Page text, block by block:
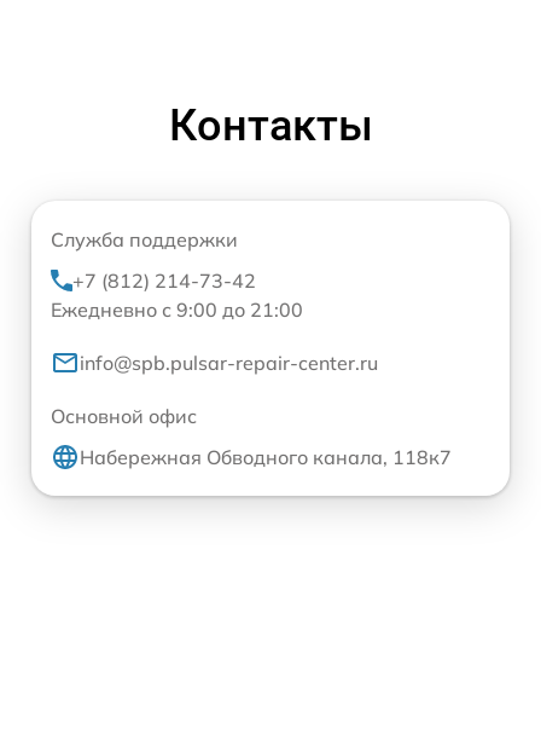
Контакты
Служба поддержки
+7 (812) 214-73-42
Ежедневно с 9:00 до 21:00
info@spb.pulsar-repair-center.ru
Основной офис
Набережная Обводного канала, 118к7